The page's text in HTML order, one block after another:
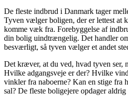
De fleste indbrud i Danmark tager
Tyven vælger boligen, der er lettest at
komme væk fra. Forebyggelse af
din bolig uindtrængelig. Det handler
besværligt, så tyven vælger et andet
Det kræver, at du ved, hvad tyven ser,
Hvilke adgangsveje er der? Hvilke
vinkler fra naboerne? Kan en stige fra
sal? De fleste boligejere opdager